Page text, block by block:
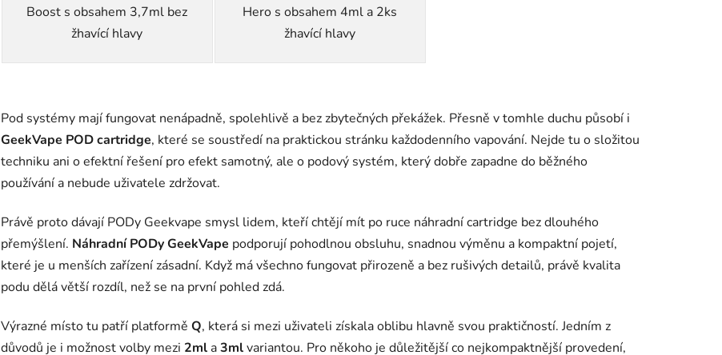
Boost s obsahem 3,7ml bez
žhavící hlavy
Hero s obsahem 4ml a 2ks
žhavící hlavy
l
á
d
p
r
v
v
ý
Pod systémy mají fungovat nenápadně, spolehlivě a bez zbytečných překážek. Přesně v tomhle duchu působí i
GeekVape POD cartridge, které se soustředí na praktickou stránku každodenního vapování. Nejde tu o složitou
techniku ani o efektní řešení pro efekt samotný, ale o podový systém, který dobře zapadne do běžného
používání a nebude uživatele zdržovat.
Právě proto dávají PODy Geekvape smysl lidem, kteří chtějí mít po ruce náhradní cartridge bez dlouhého
přemýšlení. Náhradní PODy GeekVape podporují pohodlnou obsluhu, snadnou výměnu a kompaktní pojetí,
které je u menších zařízení zásadní. Když má všechno fungovat přirozeně a bez rušivých detailů, právě kvalita
podu dělá větší rozdíl, než se na první pohled zdá.
Výrazné místo tu patří platformě Q, která si mezi uživateli získala oblibu hlavně svou praktičností. Jedním z
důvodů je i možnost volby mezi 2ml a3mlvariantou. Pro někoho je důležitější co nejkompaktnější provedení,